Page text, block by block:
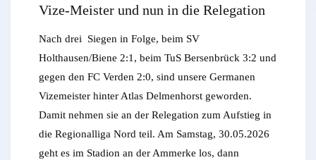
Vize-Meister und nun in die Relegation
Nach drei Siegen in Folge, beim SV
Holthausen/Biene 2:1, beim TuS Bersenbrück 3:2 und
gegen den FC Verden 2:0, sind unsere Germanen
Vizemeister hinter Atlas Delmenhorst geworden.
Damit nehmen sie an der Relegation zum Aufstieg in
die Regionalliga Nord teil. Am Samstag, 30.05.2026
geht es im Stadion an der Ammerke los, dann